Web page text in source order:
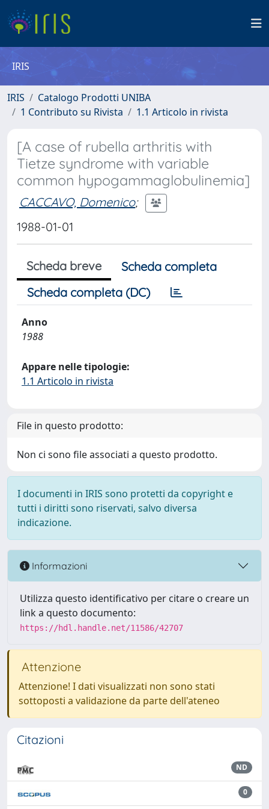
IRIS
IRIS
Catalogo Prodotti UNIBA
1 Contributo su Rivista
1.1 Articolo in rivista
[A case of rubella arthritis with
Tietze syndrome with variable
common hypogammaglobulinemia]
CACCAVO, Domenico;
1988-01-01
Scheda breve
Scheda completa
Scheda completa (DC)
Anno
1988
Appare nelle tipologie:
1.1 Articolo in rivista
File in questo prodotto:
Non ci sono file associati a questo prodotto.
I documenti in IRIS sono protetti da copyright e
tutti i diritti sono riservati, salvo diversa
indicazione.
Informazioni
Utilizza questo identificativo per citare o creare un
link a questo documento:
https://hdl.handle.net/11586/42707
Attenzione
Attenzione! I dati visualizzati non sono stati
sottoposti a validazione da parte dell'ateneo
Citazioni
ND
0